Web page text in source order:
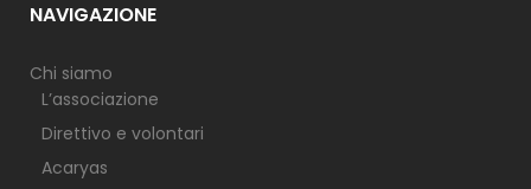
NAVIGAZIONE
Chi siamo
L’associazione
Direttivo e volontari
Acaryas